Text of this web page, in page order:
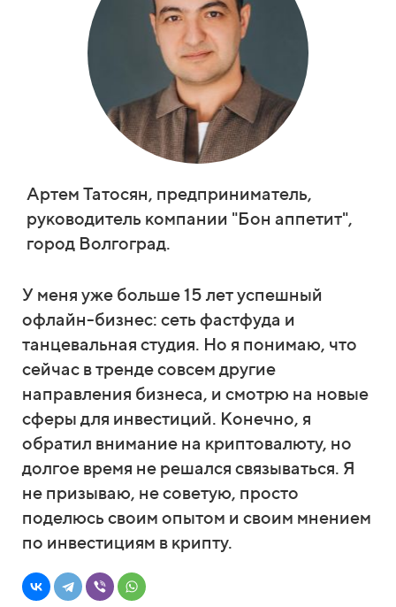
Артем Татосян, предприниматель,
руководитель компании "Бон аппетит",
город Волгоград.
У меня уже больше 15 лет успешный
офлайн-бизнес: сеть фастфуда и
танцевальная студия. Но я понимаю, что
сейчас в тренде совсем другие
направления бизнеса, и смотрю на новые
сферы для инвестиций. Конечно, я
обратил внимание на криптовалюту, но
долгое время не решался связываться. Я
не призываю, не советую, просто
поделюсь своим опытом и своим мнением
по инвестициям в крипту.